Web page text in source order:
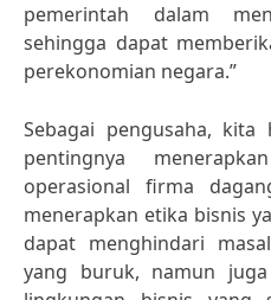
pemerintah dalam
sehingga dapat
perekonomian negara.”
Sebagai pengusaha, kita
pentingnya
operasional firma
menerapkan etika bisnis
dapat menghindari
yang buruk, namun